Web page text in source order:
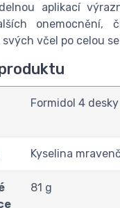
aplikací
onemocnění,
včel po celou
Formidol 4 desky
Kyselina
81 g